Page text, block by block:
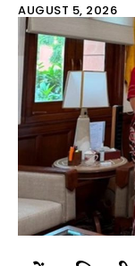
AUGUST 5, 2026